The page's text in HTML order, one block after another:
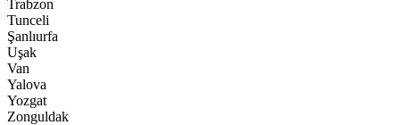
Trabzon
Tunceli
Şanlıurfa
Uşak
Van
Yalova
Yozgat
Zonguldak